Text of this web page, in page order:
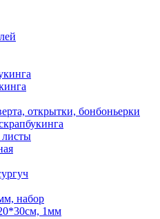
открытки, бонбоньерки
листы
набор
1мм